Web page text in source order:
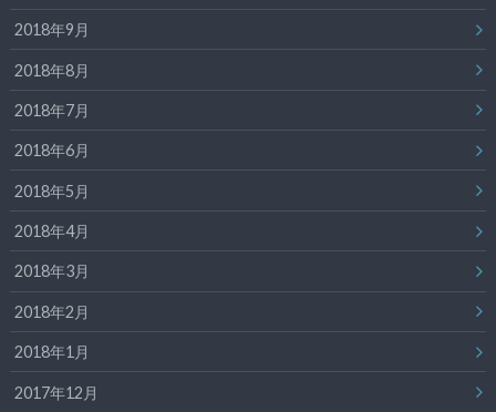
2018年9月
2018年8月
2018年7月
2018年6月
2018年5月
2018年4月
2018年3月
2018年2月
2018年1月
2017年12月